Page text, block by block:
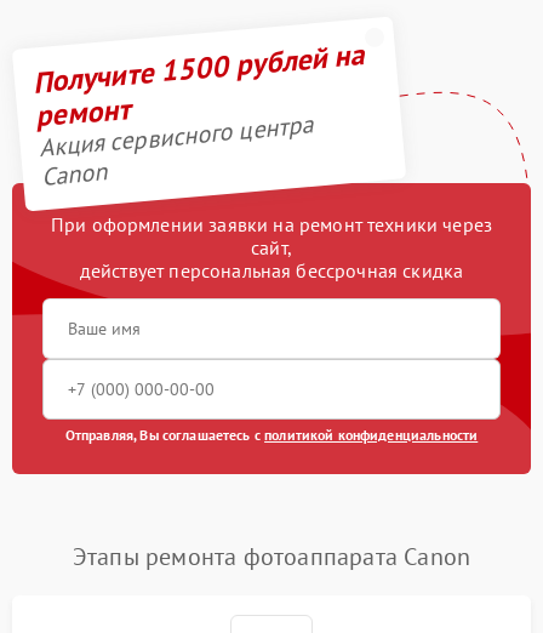
Получите 1500 рублей на
ремонт
Акция сервисного центра
Canon
При оформлении заявки на ремонт техники через
сайт,
действует персональная бессрочная скидка
Отправляя, Вы соглашаетесь сполитикой конфиденциальности
Этапы ремонта фотоаппарата Canon